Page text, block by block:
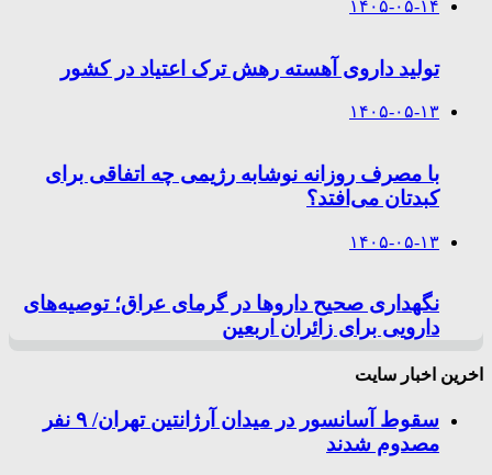
۱۴۰۵-۰۵-۱۴
تولید داروی آهسته رهش ترک اعتیاد در کشور
۱۴۰۵-۰۵-۱۳
با مصرف روزانه نوشابه رژیمی چه اتفاقی برای
کبدتان می‌افتد؟
۱۴۰۵-۰۵-۱۳
نگهداری صحیح داروها در گرمای عراق؛ توصیه‌های
دارویی برای زائران اربعین
اخرین اخبار سایت
سقوط آسانسور در میدان آرژانتین تهران/ ۹ نفر
مصدوم شدند